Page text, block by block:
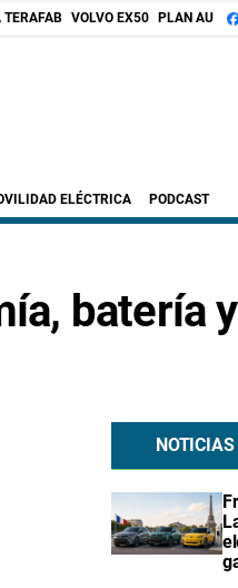
TERAFAB VOLVO EX50 PLAN AUTO+
ELÉCTRICA PODCAST
batería
NOTICIAS